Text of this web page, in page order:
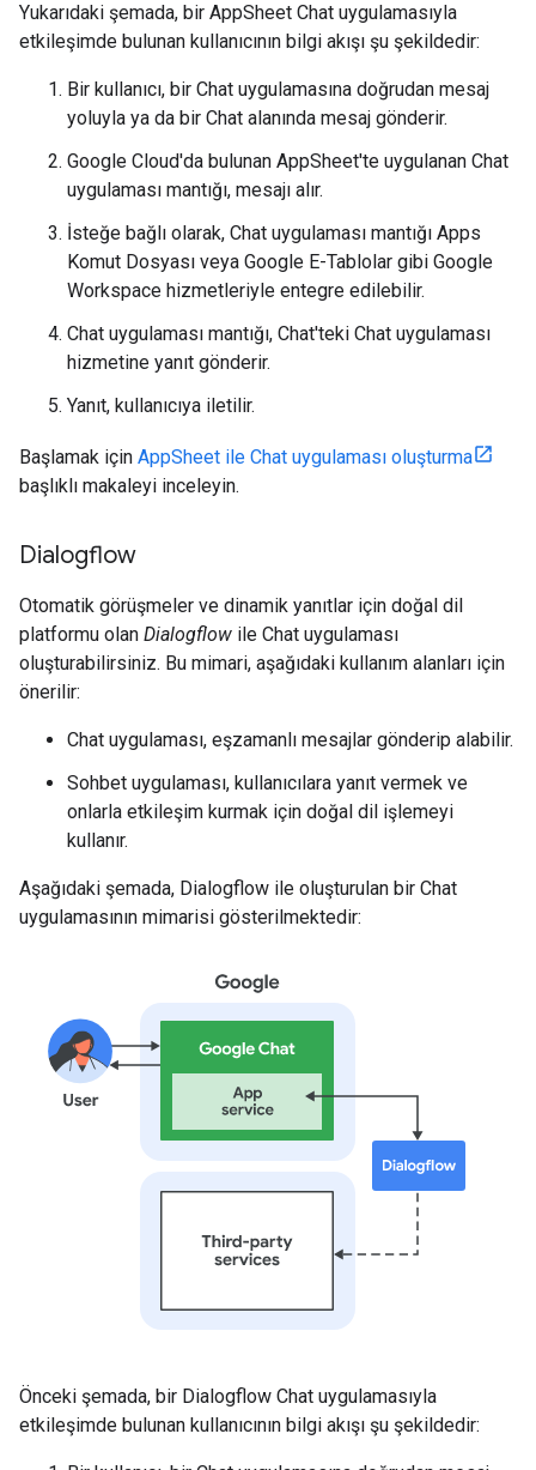
Yukarıdaki şemada, bir AppSheet Chat uygulamasıyla
etkileşimde bulunan kullanıcının bilgi akışı şu şekildedir:
Bir kullanıcı, bir Chat uygulamasına doğrudan mesaj
yoluyla ya da bir Chat alanında mesaj gönderir.
Google Cloud'da bulunan AppSheet'te uygulanan Chat
uygulaması mantığı, mesajı alır.
İsteğe bağlı olarak, Chat uygulaması mantığı Apps
Komut Dosyası veya Google E-Tablolar gibi Google
Workspace hizmetleriyle entegre edilebilir.
Chat uygulaması mantığı, Chat'teki Chat uygulaması
hizmetine yanıt gönderir.
Yanıt, kullanıcıya iletilir.
Başlamak için AppSheet ile Chat uygulaması oluşturma
başlıklı makaleyi inceleyin.
Dialogflow
Otomatik görüşmeler ve dinamik yanıtlar için doğal dil
platformu olan Dialogflow ile Chat uygulaması
oluşturabilirsiniz. Bu mimari, aşağıdaki kullanım alanları için
önerilir:
Chat uygulaması, eşzamanlı mesajlar gönderip alabilir.
Sohbet uygulaması, kullanıcılara yanıt vermek ve
onlarla etkileşim kurmak için doğal dil işlemeyi
kullanır.
Aşağıdaki şemada, Dialogflow ile oluşturulan bir Chat
uygulamasının mimarisi gösterilmektedir:
Önceki şemada, bir Dialogflow Chat uygulamasıyla
etkileşimde bulunan kullanıcının bilgi akışı şu şekildedir: